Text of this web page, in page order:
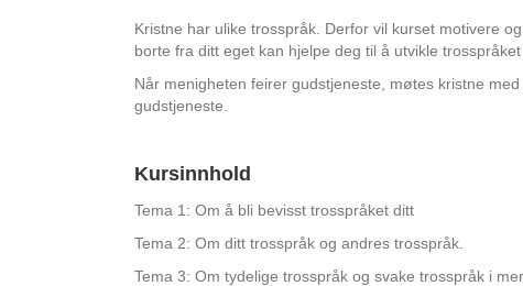
Kristne har ulike trosspråk. Derfor vil kurset motivere
borte fra ditt eget kan hjelpe deg til å utvikle trosspråket
Når menigheten feirer gudstjeneste, møtes kristne
gudstjeneste.
Kursinnhold
Tema 1: Om å bli bevisst trosspråket ditt
Tema 2: Om ditt trosspråk og andres trosspråk.
Tema 3: Om tydelige trosspråk og svake trosspråk i